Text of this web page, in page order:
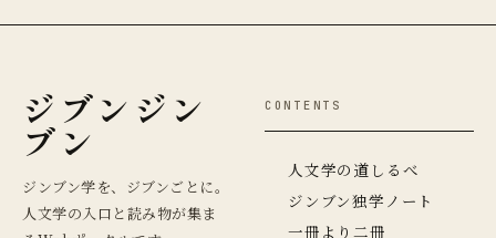
ジブンジン
ブン
ジンブン学を、ジブンごとに。
人文学の入口と読み物が集ま
CONTENTS
人文学の道しるべ
ジンブン独学ノート
一冊より二冊